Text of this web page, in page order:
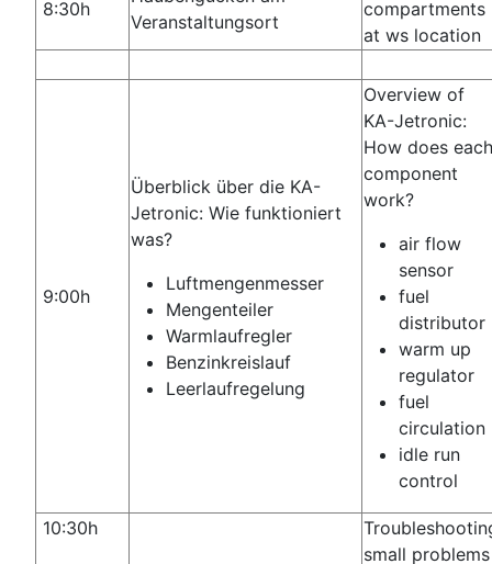
8:30h
Veranstaltungsort
compartments
at ws location
9:00h
Überblick über die KA-
Jetronic: Wie funktioniert
was?
Luftmengenmesser
Mengenteiler
Warmlaufregler
Benzinkreislauf
Leerlaufregelung
Overview of
KA-Jetronic:
How does each
component
work?
air flow
sensor
fuel
distributor
warm up
regulator
fuel
circulation
idle run
control
10:30h
small problems